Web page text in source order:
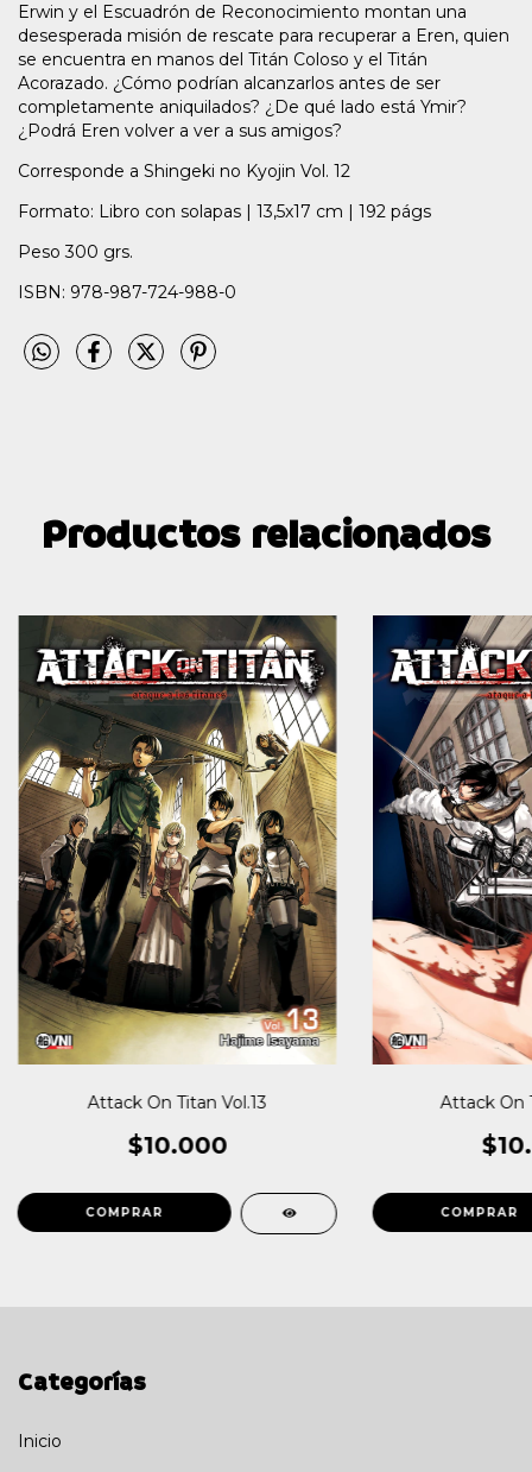
Erwin y el Escuadrón de Reconocimiento montan una
desesperada misión de rescate para recuperar a Eren, quien
se encuentra en manos del Titán Coloso y el Titán
Acorazado. ¿Cómo podrían alcanzarlos antes de ser
completamente aniquilados? ¿De qué lado está Ymir?
¿Podrá Eren volver a ver a sus amigos?
Corresponde a Shingeki no Kyojin Vol. 12
Formato: Libro con solapas | 13,5x17 cm | 192 págs
Peso 300 grs.
ISBN: 978-987-724-988-0
Productos relacionados
Attack On Titan Vol.13
$10.000
Attack On
Categorías
Inicio